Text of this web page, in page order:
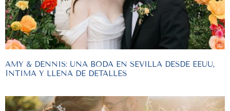
AMY & DENNIS: UNA BODA EN SEVILLA DESDE EEUU,
ÍNTIMA Y LLENA DE DETALLES